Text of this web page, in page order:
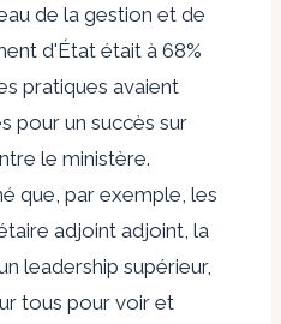
de la gestion et de
d'État était à 68%
pratiques avaient
pour un succès sur
le ministère.
que, par exemple, les
adjoint adjoint, la
leadership supérieur,
tous pour voir et